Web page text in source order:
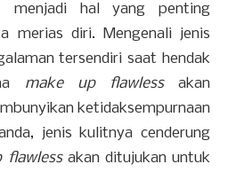
menjadi hal yang penting
merias diri. Mengenali jenis
tersendiri saat hendak
make up flawlessakan
ketidaksempurnaan
jenis kulitnya cenderung
flawless akan ditujukan untuk